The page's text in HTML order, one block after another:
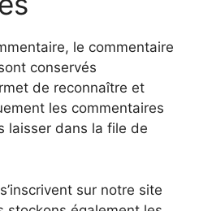
le commentaire
conservés
de reconnaître et
les commentaires
laisser dans la file de
sur notre site